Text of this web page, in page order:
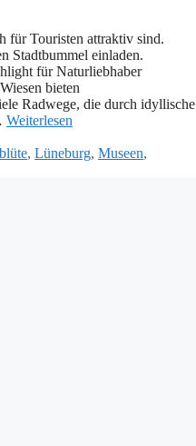
f‬ür Touristen attraktiv sind.
Stadtbummel einladen.
f‬ür Naturliebhaber
bieten
Radwege, d‬ie d‬urch idyllische
Weiterlesen
, Lüneburg, Museen,